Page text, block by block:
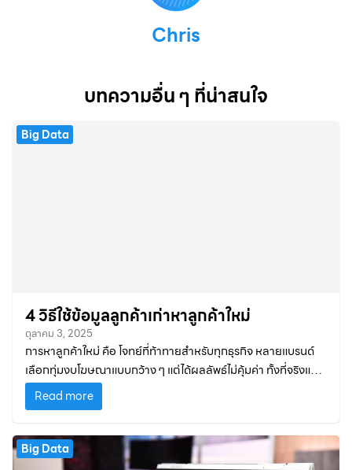
Chris
บทความอื่น ๆ ที่น่าสนใจ
Big Data
4 วิธีใช้ข้อมูลลูกค้าเก่าหาลูกค้าใหม่
ตุลาคม 3, 2025
การหาลูกค้าใหม่ คือ โจทย์ที่ท้าทายสำหรับทุกธุรกิจ หลายแบรนด์
เลือกทุ่มงบโฆษณาแบบกว้าง ๆ แต่ได้ผลลัพธ์ไม่คุ้มค่า ทั้งที่จริงแล้ว
ลูกค้าเก่า คือ “เข็มทิศ” ที่ช่วยชี้เป้าว่าลูกค้าใหม่ควรเป็นใคร มี
พฤติกรรมอย่างไร และควรเข้าหาด้วยวิธีไหน
Read more
Big Data